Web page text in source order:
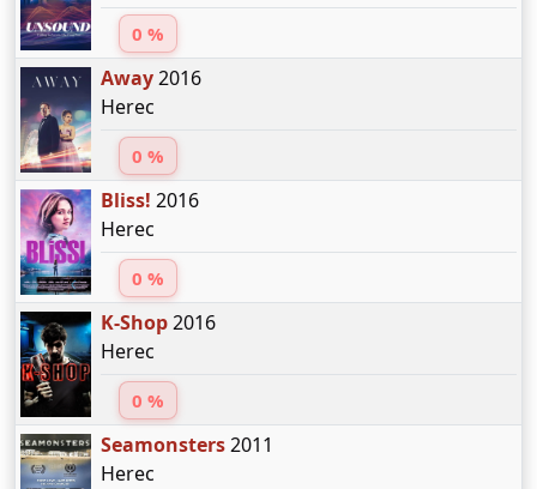
0 %
Away2016
Herec
0 %
Bliss! 2016
Herec
0 %
K-Shop2016
Herec
0 %
Seamonsters2011
Herec